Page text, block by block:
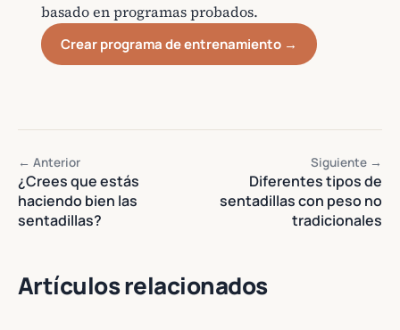
basado en programas probados.
Crear programa de entrenamiento →
← Anterior
¿Crees que estás
haciendo bien las
sentadillas?
Siguiente →
Diferentes tipos de
sentadillas con peso no
tradicionales
Artículos relacionados